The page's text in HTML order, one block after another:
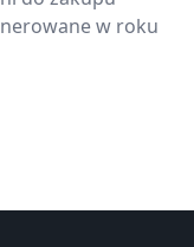
w roku